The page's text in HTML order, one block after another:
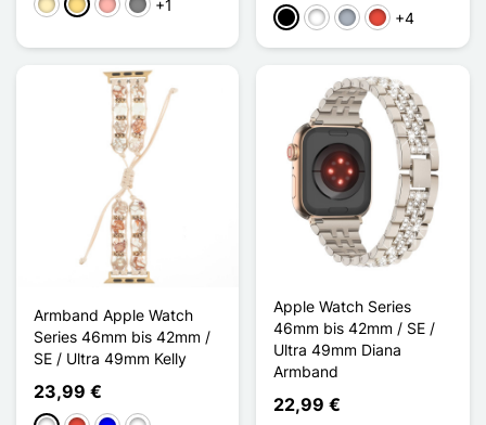
GoldenGold / Silber
RoségoldGris Titanium
+1
Schwarz
WeißGrauRot +4
Armband Apple Watch
Series 46mm bis 42mm /
SE / Ultra 49mm Kelly
23,99 €
Apple Watch Series
46mm bis 42mm / SE /
Ultra 49mm Diana
Armband
22,99 €